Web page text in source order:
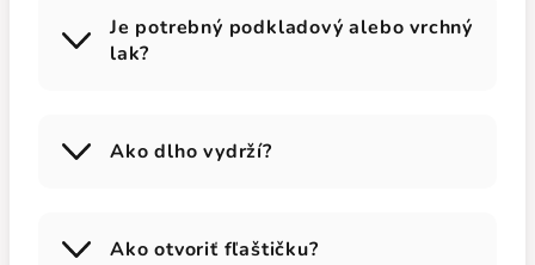
Je potrebný podkladový alebo vrchný
lak?
Ako dlho vydrží?
Ako otvoriť fľaštičku?